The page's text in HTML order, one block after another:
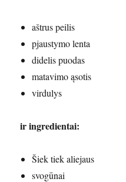
aštrus peilis
pjaustymo lenta
didelis puodas
matavimo ąsotis
virdulys
ir ingredientai:
Šiek tiek aliejaus
svogūnai